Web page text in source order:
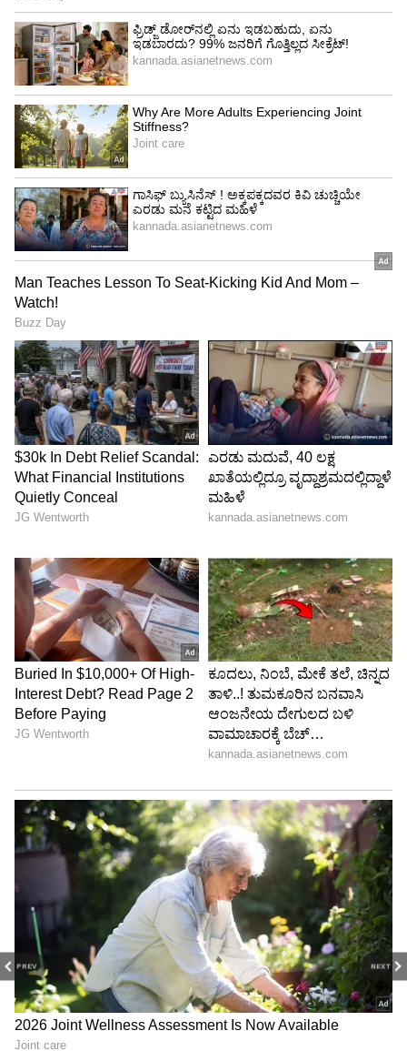
PREV NEXT